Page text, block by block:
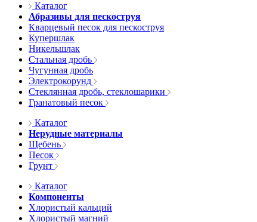
Каталог
Абразивы для пескоструя
Кварцевый песок для пескоструя
Купершлак
Никельшлак
Стальная дробь
Чугунная дробь
Электрокорунд
Стеклянная дробь, стеклошарики
Гранатовый песок
Каталог
Нерудные материалы
Щебень
Песок
Грунт
Каталог
Компоненты
Хлористый кальций
Хлористый магний